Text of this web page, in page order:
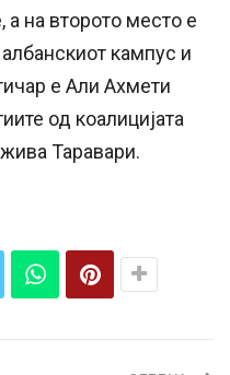
а на второто место е
кампус и
е Али Ахмети
од коалицијата
Таравари.